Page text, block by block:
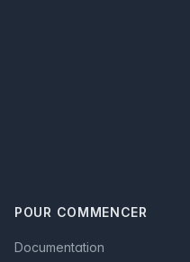
POUR COMMENCER
Documentation